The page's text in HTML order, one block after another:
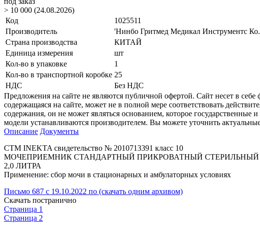
> 10 000 (24.08.2026)
Код
1025511
Производитель
'Нинбо Гритмед Медикал Инструментс
Страна производства
КИТАЙ
Единица измерения
шт
Кол-во в упаковке
1
Кол-во в транспортной коробке 25
НДС
Без НДС
Предложения на сайте не являются публичной офертой. Сайт несет в
содержащаяся на сайте, может не в полной мере соответствовать
содержания, он не может являться основанием, которое государственные
модели устанавливаются производителем. Вы можете уточнить
Описание Документы
СТМ INEKTA свидетельство № 2010713391 класс 10
МОЧЕПРИЕМНИК СТАНДАРТНЫЙ ПРИКРОВАТНЫЙ СТЕРИЛЬНЫЙ
2,0 ЛИТРА
Применение: сбор мочи в стационарных и амбулаторных условиях
Письмо 687 с 19.10.2022 по (скачать одним архивом)
Скачать постранично
Страница 1
Страница 2